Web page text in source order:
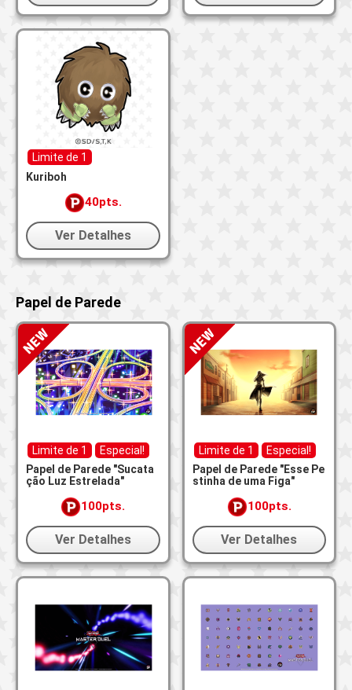
Limite de 1
Kuriboh
40pts.
Ver Detalhes
Papel de Parede
Limite de 1
Especial!
Papel de Parede "Sucata
ção Luz Estrelada"
100pts.
Ver Detalhes
Limite de 1
Especial!
Papel de Parede "Esse Pe
stinha de uma Figa"
100pts.
Ver Detalhes